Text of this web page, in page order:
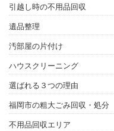
引越し時の不用品回収
遺品整理
汚部屋の片付け
ハウスクリーニング
選ばれる３つの理由
福岡市の粗大ごみ回収・処分
不用品回収エリア